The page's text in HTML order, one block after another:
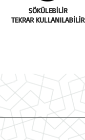
SÖKÜLEBİLİR
TEKRAR KULLANILABİLİR